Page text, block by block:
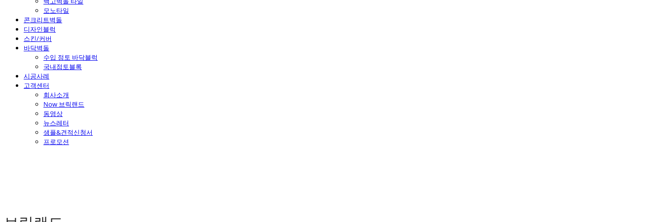
모노타일
콘크리트벽돌
디자인블럭
스킨/커버
바닥벽돌
수입 점토 바닥블럭
국내점토블록
시공사례
고객센터
회사소개
Now 브릭랜드
동영상
뉴스레터
샘플&견적신청서
프로모션